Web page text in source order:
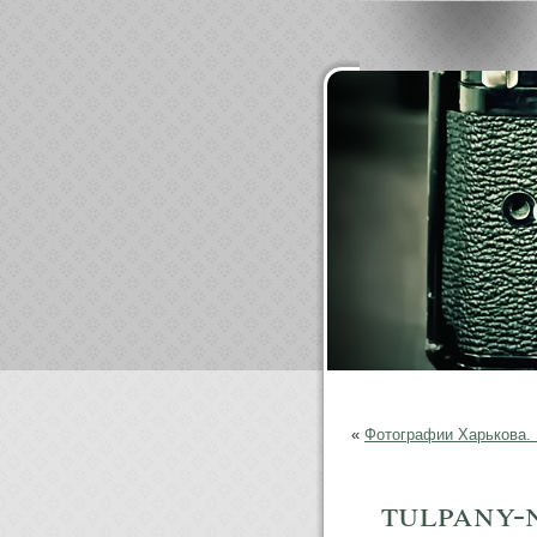
« Фотографии Харькова.
tulpany-